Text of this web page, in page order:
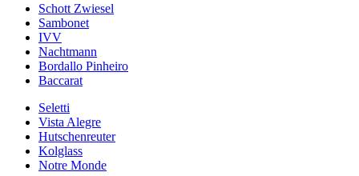
Schott Zwiesel
Sambonet
IVV
Nachtmann
Bordallo Pinheiro
Baccarat
Seletti
Vista Alegre
Hutschenreuter
Kolglass
Notre Monde